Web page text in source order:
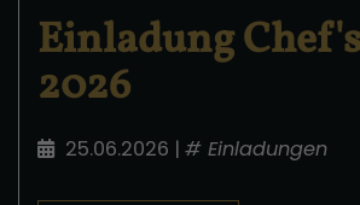
Einladung
2026
25.06.2026 | # Einladungen